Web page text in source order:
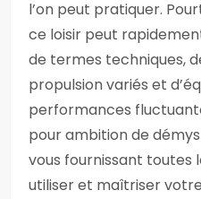
l’on peut pratiquer.
ce loisir peut
de termes techniques,
propulsion variés et
performances
pour ambition de
vous fournissant toutes
utiliser et maîtriser